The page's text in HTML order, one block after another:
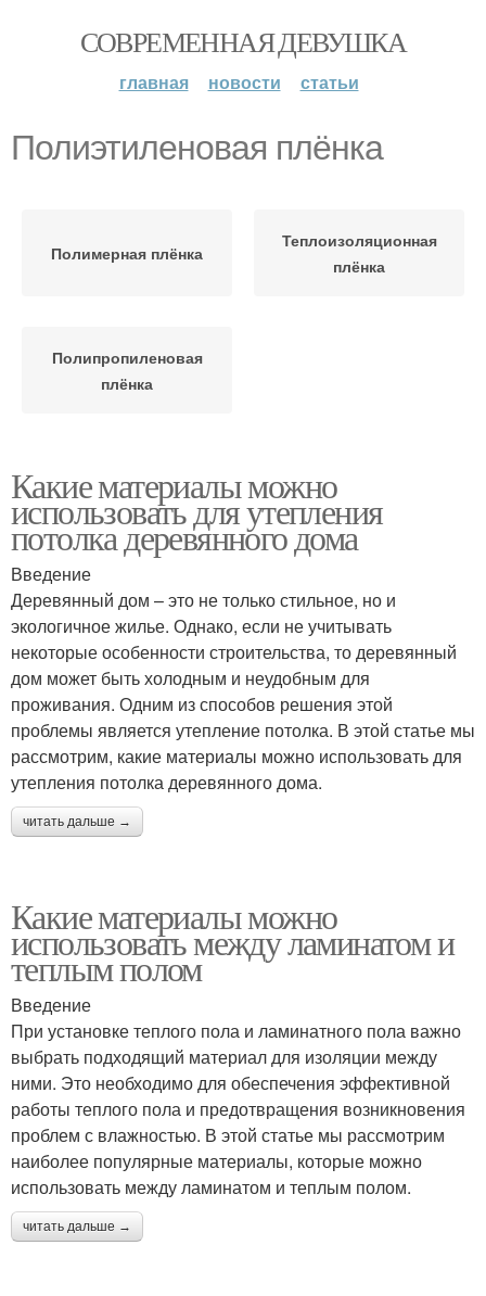
СОВРЕМЕННАЯ ДЕВУШКА
главная новости статьи
Полиэтиленовая плёнка
Полимерная плёнка
Теплоизоляционная
плёнка
Полипропиленовая
плёнка
Какие материалы можно
использовать для утепления
потолка деревянного дома
Введение
Деревянный дом – это не только стильное, но и
экологичное жилье. Однако, если не учитывать
некоторые особенности строительства, то деревянный
дом может быть холодным и неудобным для
проживания. Одним из способов решения этой
проблемы является утепление потолка. В этой статье мы
рассмотрим, какие материалы можно использовать для
утепления потолка деревянного дома.
читать дальше →
Какие материалы можно
использовать между ламинатом и
теплым полом
Введение
При установке теплого пола и ламинатного пола важно
выбрать подходящий материал для изоляции между
ними. Это необходимо для обеспечения эффективной
работы теплого пола и предотвращения возникновения
проблем с влажностью. В этой статье мы рассмотрим
наиболее популярные материалы, которые можно
использовать между ламинатом и теплым полом.
читать дальше →